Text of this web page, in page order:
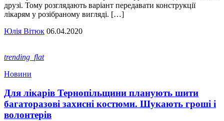
друзі. Тому розглядають варіант передавати конструкції
лікарям у розібраному вигляді. […]
Юлія Вітюк 06.04.2020
trending_flat
Новини
Для лікарів Тернопільщини планують шити
багаторазові захисні костюми. Шукають гроші і
волонтерів